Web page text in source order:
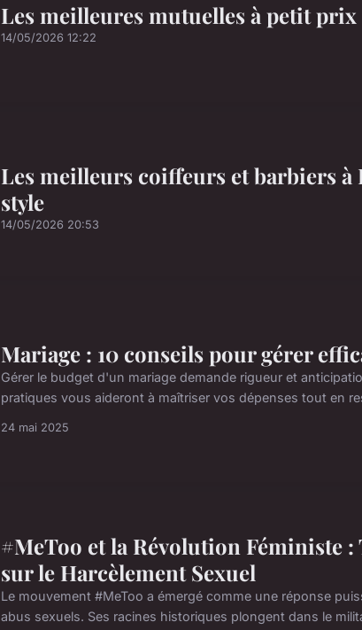
Les meilleures mutuelles à petit
14/05/2026 12:22
Les meilleurs coiffeurs et barbiers
style
14/05/2026 20:53
Mariage : 10 conseils pour gérer
Gérer le budget d'un mariage demande rigueur et
pratiques vous aideront à maîtriser vos dépenses tout en
24 mai 2025
#MeToo et la Révolution Féministe
sur le Harcèlement Sexuel
Le mouvement #MeToo a émergé comme une réponse
abus sexuels. Ses racines historiques plongent dans le